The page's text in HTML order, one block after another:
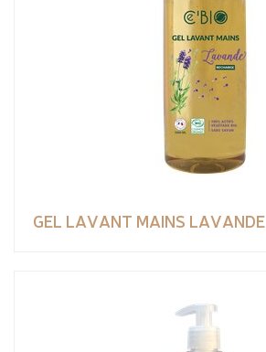
GEL LAVANT MAINS LAVANDE